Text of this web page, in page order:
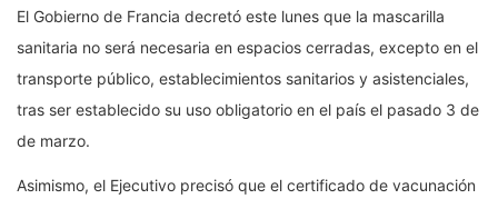
El Gobierno de Francia decretó este lunes que la mascarilla
sanitaria no será necesaria en espacios cerradas, excepto en el
transporte público, establecimientos sanitarios y asistenciales,
tras ser establecido su uso obligatorio en el país el pasado 3 de
de marzo.
Asimismo, el Ejecutivo precisó que el certificado de vacunación